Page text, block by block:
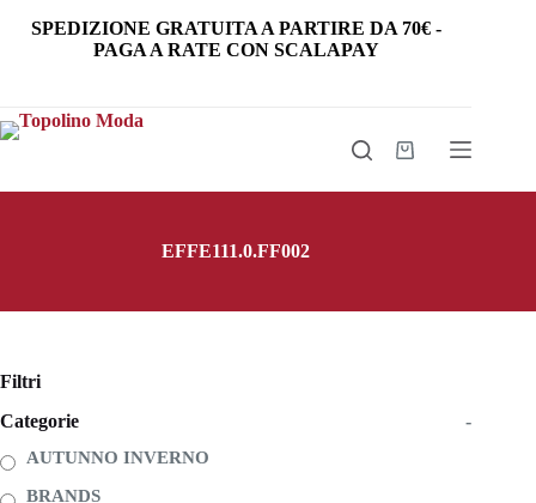
SPEDIZIONE GRATUITA A PARTIRE DA 70€ -
PAGA A RATE CON SCALAPAY
Carrello
EFFE111.0.FF002
Filtri
Categorie
-
AUTUNNO INVERNO
BRANDS